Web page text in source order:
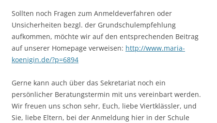
Sollten noch Fragen zum Anmeldeverfahren oder
Unsicherheiten bezgl. der Grundschulempfehlung
aufkommen, möchte wir auf den entsprechenden Beitrag
auf unserer Homepage verweisen: http://www.maria-
koenigin.de/?p=6894
Gerne kann auch über das Sekretariat noch ein
persönlicher Beratungstermin mit uns vereinbart werden.
Wir freuen uns schon sehr, Euch, liebe Viertklässler, und
Sie, liebe Eltern, bei der Anmeldung hier in der Schule